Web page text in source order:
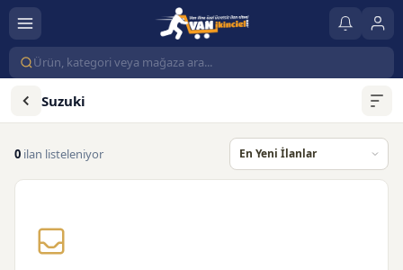
Suzuki
0 ilan listeleniyor